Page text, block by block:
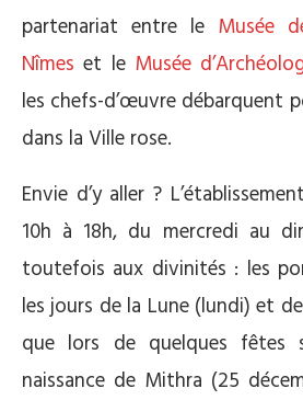
partenariat entre le Musée
Nîmes et le Musée
les chefs-d’œuvre débarquent
dans la Ville rose.
Envie d’y aller ?
10h à 18h, du mercredi au
toutefois aux divinités : les
les jours de la Lune (lundi) et
que lors de quelques fêtes
naissance de Mithra (25